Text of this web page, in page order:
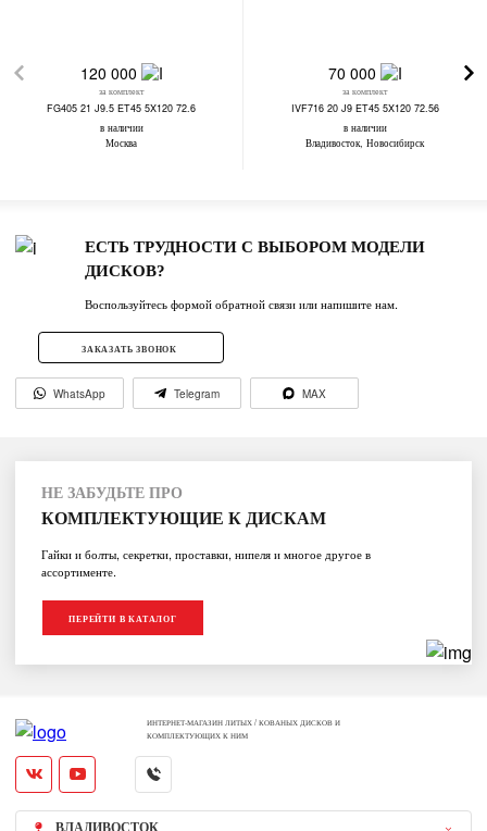
120 000
за комплект
FG405 21 J9.5 ET45 5X120 72.6
в наличии
Москва
70 000
за комплект
IVF716 20 J9 ET45 5X120 72.56
в наличии
Владивосток, Новосибирск
ЕСТЬ ТРУДНОСТИ С ВЫБОРОМ МОДЕЛИ
ДИСКОВ?
Воспользуйтесь формой обратной связи или напишите нам.
ЗАКАЗАТЬ ЗВОНОК
WhatsApp Telegram MAX
НЕ ЗАБУДЬТЕ ПРО
КОМПЛЕКТУЮЩИЕ К ДИСКАМ
Гайки и болты, секретки, проставки, нипеля и многое другое в
ассортименте.
ПЕРЕЙТИ В КАТАЛОГ
ИНТЕРНЕТ-МАГАЗИН ЛИТЫХ / КОВАНЫХ ДИСКОВ И
КОМПЛЕКТУЮЩИХ К НИМ
ВЛАДИВОСТОК